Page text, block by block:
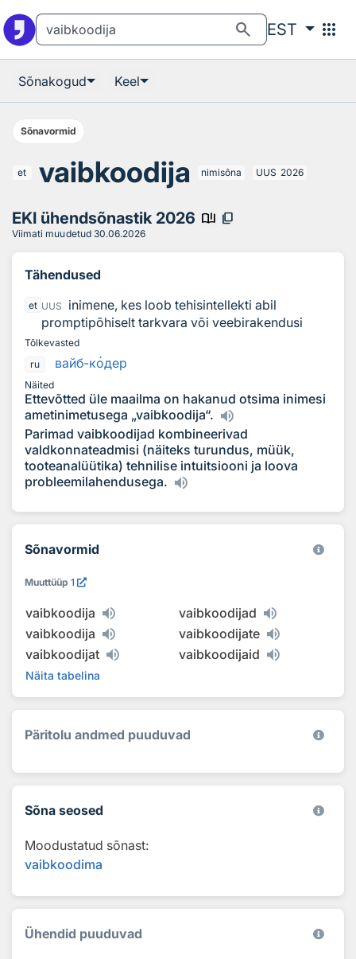
search EST apps
Sõnakogud Keel
Sõnavormid
et vaibkoodija nimisõna UUS 2026
EKI ühendsõnastik 2026 book_ribbon content_copy
Viimati muudetud 30.06.2026
Tähendused
et UUS
inimene, kes loob tehisintellekti abil
promptipõhiselt tarkvara või veebirakendusi
Tõlkevasted
ru
вайб-кодер
Näited
Ettevõtted üle maailma on hakanud otsima inimesi
ametinimetusega „vaibkoodija“.
Parimad vaibkoodijad kombineerivad
valdkonnateadmisi (näiteks turundus, müük,
tooteanalüütika) tehnilise intuitsiooni ja loova
probleemilahendusega.
Sõnavormid
Muuttüüp 1
vaibkoodija
vaibkoodijad
vaibkoodija
vaibkoodijate
vaibkoodijat
vaibkoodijaid
Näita tabelina
Päritolu andmed puuduvad
Sõna seosed
Moodustatud sõnast:
vaibkoodima
Ühendid puuduvad